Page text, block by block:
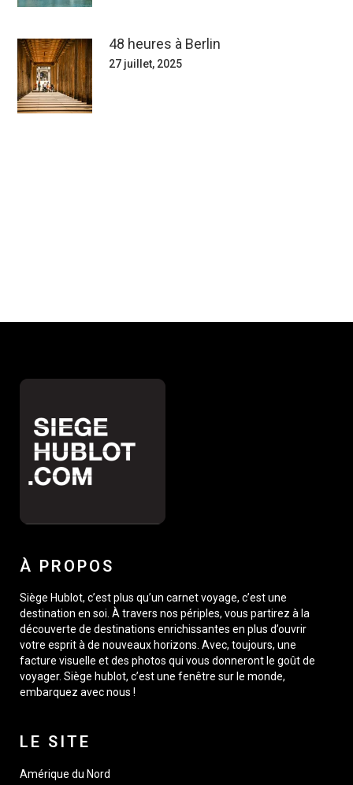
48 heures à Berlin
27 juillet, 2025
À PROPOS
Siège Hublot, c’est plus qu’un carnet voyage, c’est une
destination en soi. À travers nos périples, vous partirez à la
découverte de destinations enrichissantes en plus d’ouvrir
votre esprit à de nouveaux horizons. Avec, toujours, une
facture visuelle et des photos qui vous donneront le goût de
voyager. Siège hublot, c’est une fenêtre sur le monde,
embarquez avec nous !
LE SITE
Amérique du Nord